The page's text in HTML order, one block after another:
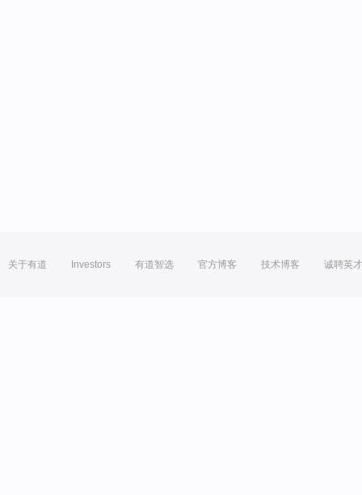
关于有道 Investors 有道智选 官方博客 技术博客 诚聘英才